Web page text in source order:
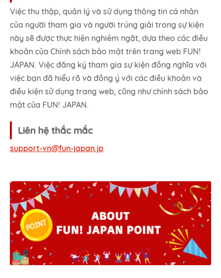
Việc thu thập, quản lý và sử dụng thông tin cá nhân
của người tham gia và người trúng giải trong sự kiện
này sẽ được thực hiện nghiêm ngặt, dựa theo các điều
khoản của Chính sách bảo mật trên trang web FUN!
JAPAN. Việc đăng ký tham gia sự kiện đồng nghĩa với
việc bạn đã hiểu rõ và đồng ý với các điều khoản và
điều kiện sử dụng trang web, cũng như chính sách bảo
mật của FUN! JAPAN.
Liên hệ thắc mắc
support-vn@fun-japan.jp